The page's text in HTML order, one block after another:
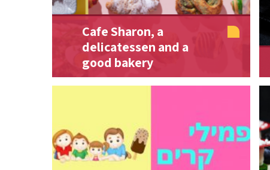
Cafe Sharon, a
delicatessen and a
good bakery